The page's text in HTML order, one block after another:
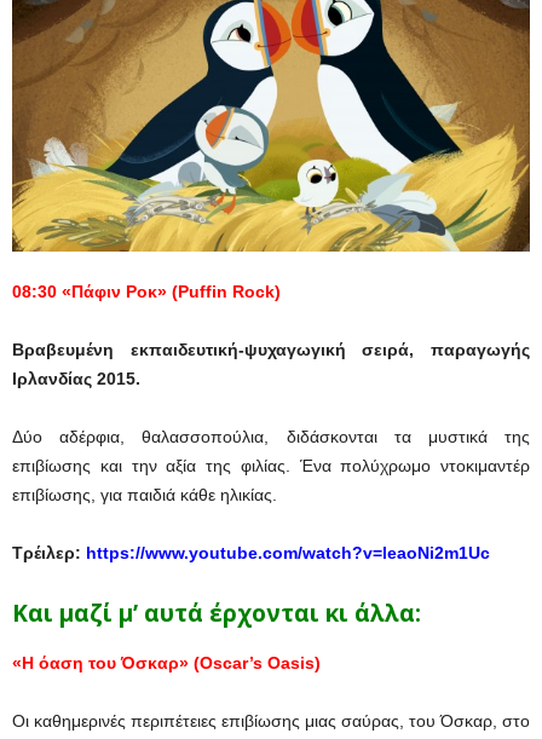
08:30 «Πάφιν Ροκ» (Puffin Rock)
Βραβευμένη εκπαιδευτική-ψυχαγωγική σειρά, παραγωγής
Ιρλανδίας 2015.
Δύο αδέρφια, θαλασσοπούλια, διδάσκονται τα μυστικά της
επιβίωσης και την αξία της φιλίας. Ένα πολύχρωμο ντοκιμαντέρ
επιβίωσης, για παιδιά κάθε ηλικίας.
Τρέιλερ: https://www.youtube.com/watch?v=leaoNi2m1Uc
Και μαζί μ’ αυτά έρχονται κι άλλα:
«Η όαση του Όσκαρ» (Oscar’s Oasis)
Οι καθημερινές περιπέτειες επιβίωσης μιας σαύρας, του Όσκαρ, στο